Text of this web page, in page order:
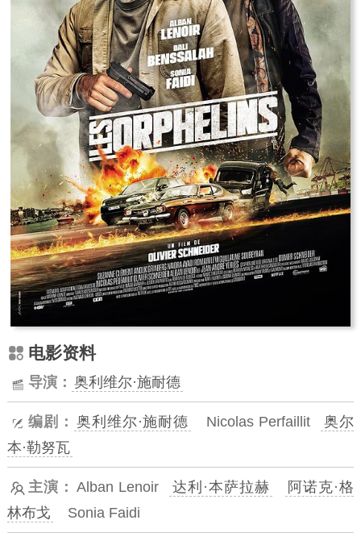
电影资料
导演： 奥利维尔·施耐德
编剧： 奥利维尔·施耐德 Nicolas Perfaillit
奥尔
本·勒努瓦
主演： Alban Lenoir 达利·本萨拉赫
阿诺克·格
林布戈
Sonia Faidi